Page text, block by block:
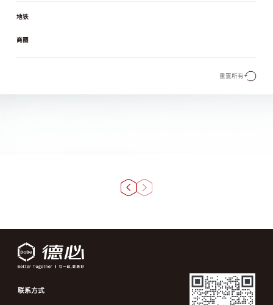
地铁
商圈
重置所有
联系方式